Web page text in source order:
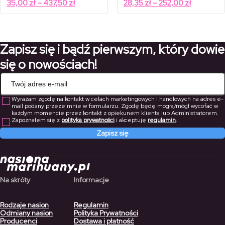
od
50,00 zł
35,00 zł – 437,50 złZakres
cen:
437,50 zł
od
40,50 zł
28,35 zł –252,00 złZakres
cen:
252,00 zł
Zapisz się i bądź pierwszym, który dowie
się o nowościach!
Wyrażam zgodę na kontakt w celach marketingowych i handlowych na adres e-
mail podany przeze mnie w formularzu. Zgodę będę mogła/mógł wycofać w
każdym momencie przez kontakt z opiekunem klienta lub Administratorem.
Zapoznałem się z polityką prywatnościi akceptuję regulamin.
Zapisz się
Na skróty
Rodzaje nasion
Odmiany nasion
Producenci
Informacje
Regulamin
Polityka Prywatności
Dostawa i płatność